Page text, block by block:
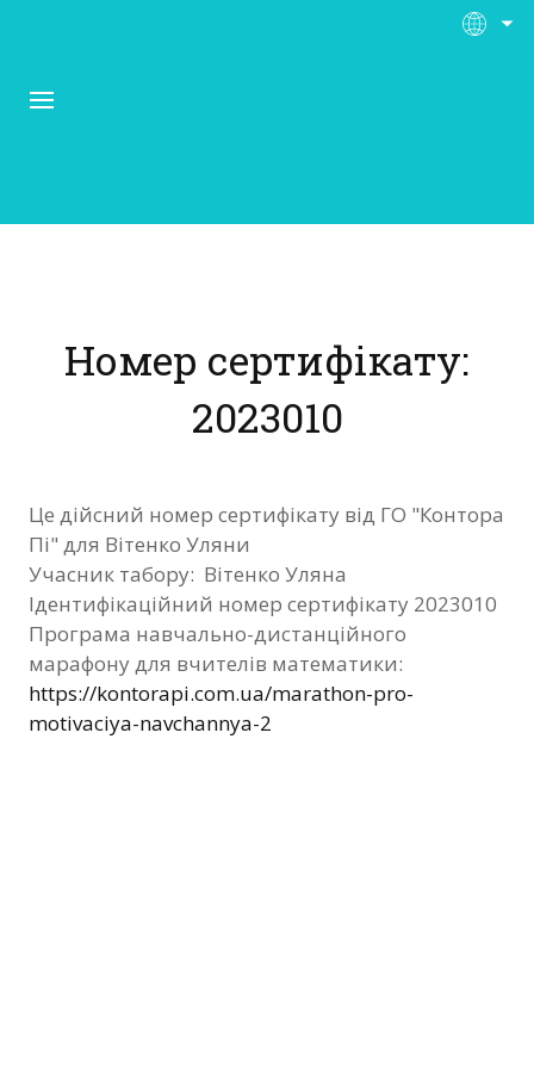
Матеріали
Нас підтримують
Фотозвіт
Видані сертифікати
Контакти
Номер сертифікату:
2023010
Це дійсний номер сертифікату від ГО "Контора
Пі" для Вітенко Уляни
Учасник табору: Вітенко Уляна
Ідентифікаційний номер сертифікату 2023010
Програма навчально-дистанційного
марафону для вчителів математики:
https://kontorapi.com.ua/marathon-pro-
motivaciya-navchannya-2